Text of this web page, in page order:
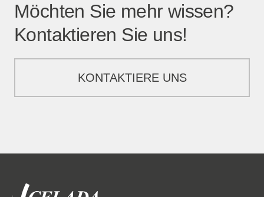
Möchten Sie mehr wissen?
Kontaktieren Sie uns!
KONTAKTIERE UNS